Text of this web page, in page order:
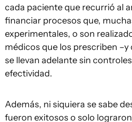
cada paciente que recurrió al
financiar procesos que,
experimentales, o son
médicos que los prescriben
se llevan adelante sin
efectividad.
Además, ni siquiera se sabe
fueron exitosos o solo